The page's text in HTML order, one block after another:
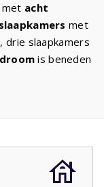
met acht
met
, drie slaapkamers
is beneden
etage is de
mooie film op
gerechten in
is voorzien en